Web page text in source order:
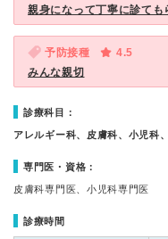
親身になって丁寧に診ても
予防接種
4.5
みんな親切
診療科目：
アレルギー科、皮膚科、小児科
専門医・資格：
皮膚科専門医、小児科専門医
診療時間